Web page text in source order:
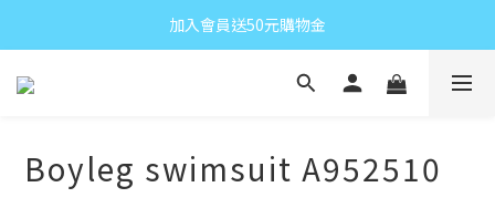
加入會員送50元購物金
Boyleg swimsuit A952510